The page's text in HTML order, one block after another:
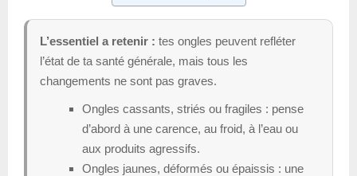
L’essentiel a retenir : tes ongles peuvent refléter
l’état de ta santé générale, mais tous les
changements ne sont pas graves.
Ongles cassants, striés ou fragiles : pense
d’abord à une carence, au froid, à l’eau ou
aux produits agressifs.
Ongles jaunes, déformés ou épaissis : une